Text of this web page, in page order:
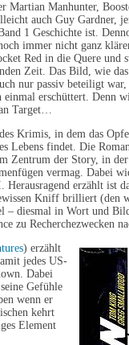
Martian Manhunter,
auch Guy Gardner,
1 Geschichte ist.
immer nicht ganz
Red in die Quere und
Zeit. Das Bild, wie
nur passiv beteiligt
einmal erschüttert. Denn
Target…
Krimis, in dem das
Lebens findet. Die
Zentrum der Story, in
vermag. Dabei
Herausragend erzählt ist
Kniff brilliert (den
– diesmal in Wort und
zu Recherchezwecken
) erzählt
jedes US-
Dabei
Gefühle
wenn er
kehrt
Element